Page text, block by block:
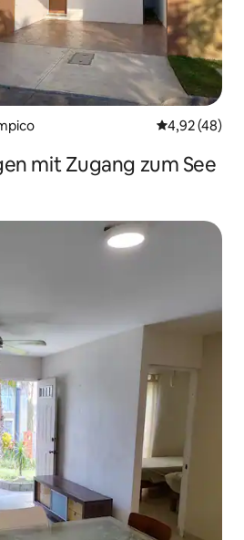
4,92 (48)
mit Zugang zum See